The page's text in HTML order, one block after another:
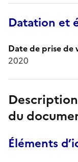
Datation et
Date de prise de
2020
du
Éléments